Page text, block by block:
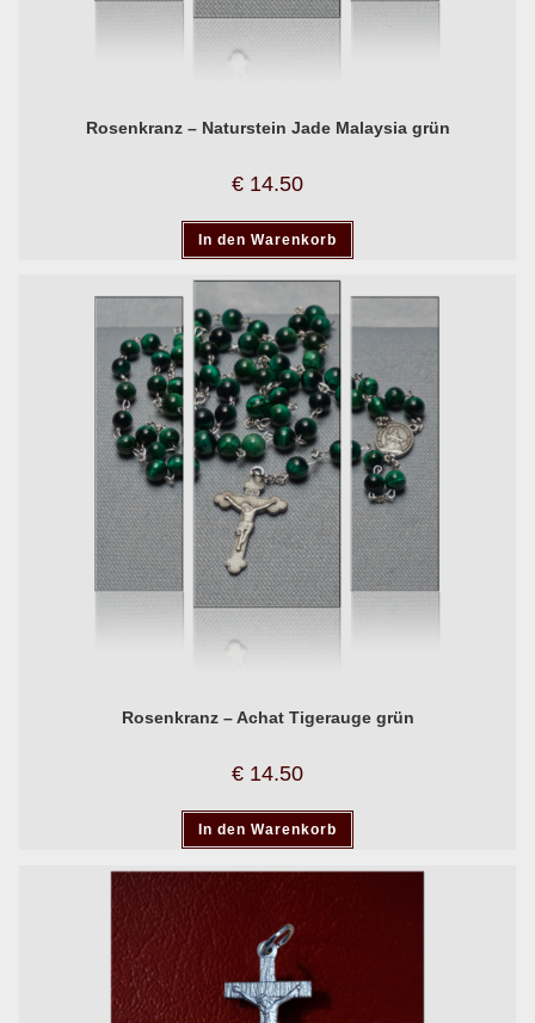
Rosenkranz – Naturstein Jade Malaysia grün
€ 14.50
In den Warenkorb
Rosenkranz – Achat Tigerauge grün
€ 14.50
In den Warenkorb